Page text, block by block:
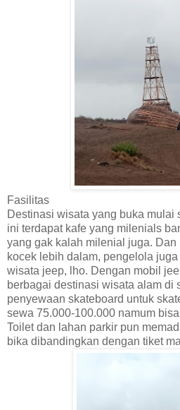
Fasilitas
Destinasi wisata yang buka mulai
ini terdapat kafe yang milenials
yang gak kalah milenial juga. Dan
kocek lebih dalam, pengelola
wisata jeep, lho. Dengan mobil
berbagai destinasi wisata alam di
penyewaan skateboard untuk
sewa 75.000-100.000 namum
Toilet dan lahan parkir pun
bika dibandingkan dengan tiket